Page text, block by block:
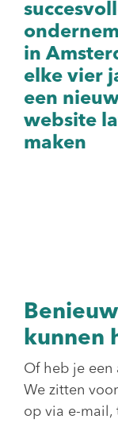
in
elke vier
een
website
maken
kunnen
Of heb je een
We zitten
op via e-mail,